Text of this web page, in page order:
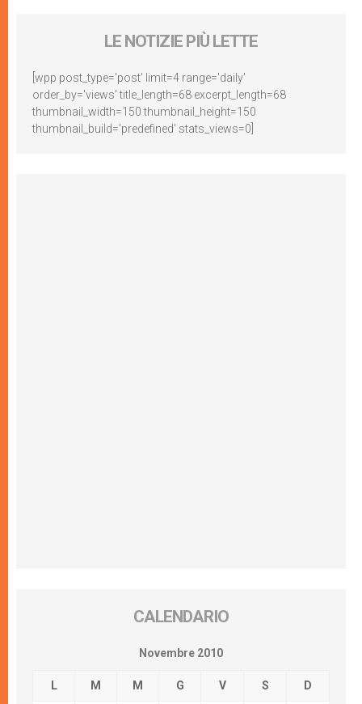
LE NOTIZIE PIÙ LETTE
[wpp post_type='post' limit=4 range='daily'
order_by='views' title_length=68 excerpt_length=68
thumbnail_width=150 thumbnail_height=150
thumbnail_build='predefined' stats_views=0]
CALENDARIO
Novembre 2010
L M M G V S D